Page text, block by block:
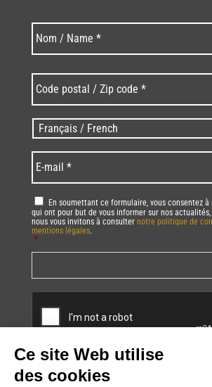
Nom *
postal
/
Zip
code
* *
Langues
/
Language *
mail *
RGPD *
En soumettant ce formulaire, vous consentez
qui ont pour but de vous informer sur nos
nous vous invitons à consulter notre politique de
mentions légales.
*